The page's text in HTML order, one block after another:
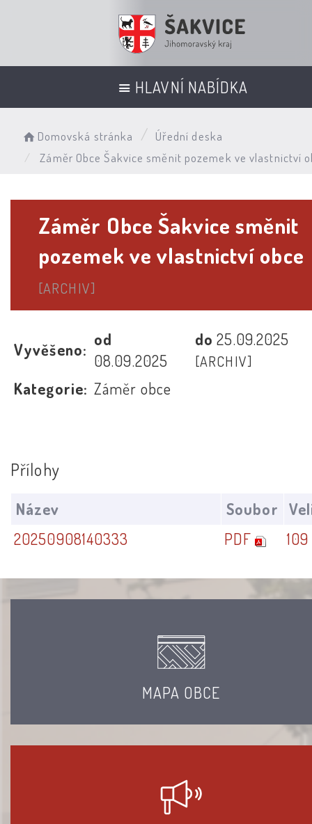
HLAVNÍ NABÍDKA
Domovská stránka
Úřední deska
Záměr Obce Šakvice směnit pozemek ve vlastnictví
Záměr Obce Šakvice směnit
pozemek ve vlastnictví obce
[ARCHIV]
Vyvěšeno:
od
08.09.2025
do25.09.2025
[ARCHIV]
Kategorie: Záměr obce
Přílohy
Název Soubor
20250908140333
PDF
MAPA OBCE